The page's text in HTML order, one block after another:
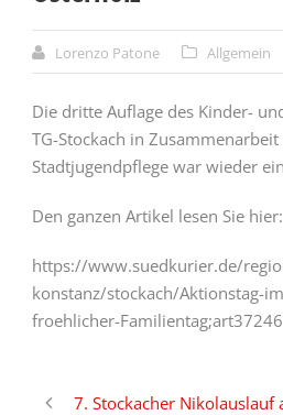
Lorenzo Patone Allgemein
Die dritte Auflage des Kinder-
TG-Stockach in
Stadtjugendpflege war wieder
Den ganzen Artikel lesen Sie hier:
https://www.suedkurier.de/
konstanz/stockach/Aktionstag-
froehlicher-
7. Stockacher Nikolauslauf